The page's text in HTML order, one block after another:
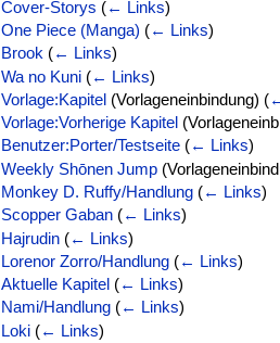
Cover-Storys (← Links)
One Piece (Manga) (← Links)
Brook (← Links)
Wa no Kuni (← Links)
Vorlage:Kapitel (Vorlageneinbindung) (
Vorlage:Vorherige Kapitel
Benutzer:Porter/Testseite (← Links)
Weekly Shōnen Jump
Monkey D. Ruffy/Handlung (← Links)
Scopper Gaban (← Links)
Hajrudin (← Links)
Lorenor Zorro/Handlung (← Links)
Aktuelle Kapitel (← Links)
Nami/Handlung (← Links)
Loki (← Links)